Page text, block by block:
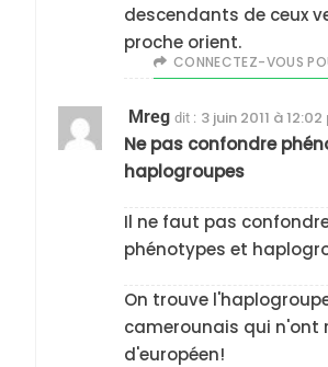
descendants de ceux
proche orient.
CONNECTEZ-VOUS
Mreg dit : 3 juin 2011 à
Ne pas confondre
haplogroupes
Il ne faut pas
phénotypes et
On trouve
camerounais qui n'ont
d'européen!